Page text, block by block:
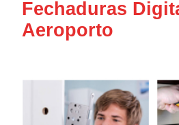
Fechaduras
Aeroporto